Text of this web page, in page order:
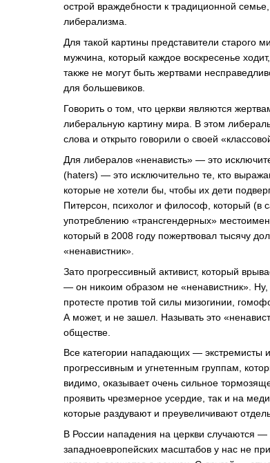
острой враждебности к традиционной
либерализма.
Для такой картины представители старого
мужчина, который каждое воскресенье
также не могут быть жертвами
для большевиков.
Говорить о том, что церкви являются
либеральную картину мира. В этом
слова и открыто говорили о своей
Для либералов «ненависть» — это
(haters) — это исключительно те, кто
которые не хотели бы, чтобы их дети
Питерсон, психолог и философ, который (в
употреблению «трансгендерных»
который в 2008 году пожертвовал тысячу
«ненавистник».
Зато прогрессивный активист, который
— он никоим образом не «ненавистник».
протесте против той силы мизогинии,
А может, и не зашел. Называть это
обществе.
Все категории нападающих — экстремисты
прогрессивным и угнетенным группам,
видимо, оказывает очень сильное
проявить чрезмерное усердие, так и на
которые раздувают и преувеличивают
В России нападения на церкви случаются —
западноевропейских масштабов у нас не